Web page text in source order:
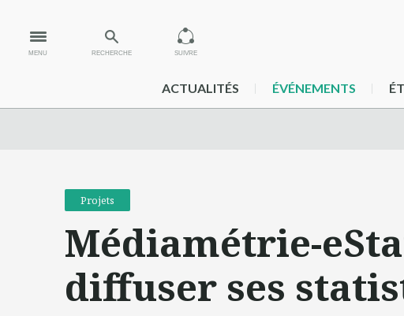
MENU RECHERCHE SUIVRE
ACTUALITÉS ÉVÉNEMENTS
Projets
Médiamétrie-
diffuser ses